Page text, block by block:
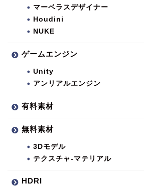
マーベラスデザイナー
Houdini
NUKE
ゲームエンジン
Unity
アンリアルエンジン
有料素材
無料素材
3Dモデル
テクスチャ-マテリアル
HDRI